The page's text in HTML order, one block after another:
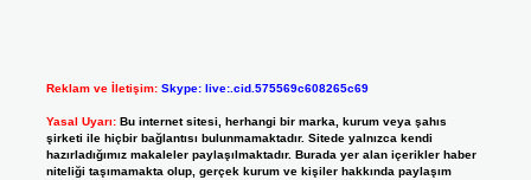
Reklam ve İletişim: Skype: live:.cid.575569c608265c69
Yasal Uyarı: Bu internet sitesi, herhangi bir marka, kurum veya şahıs
şirketi ile hiçbir bağlantısı bulunmamaktadır. Sitede yalnızca kendi
hazırladığımız makaleler paylaşılmaktadır. Burada yer alan içerikler haber
niteliği taşımamakta olup, gerçek kurum ve kişiler hakkında paylaşım